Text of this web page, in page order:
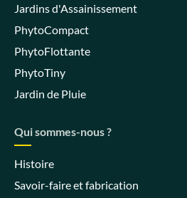
Jardins d'Assainissement
PhytoCompact
PhytoFlottante
PhytoTiny
Jardin de Pluie
Qui sommes-nous ?
Histoire
Savoir-faire et fabrication